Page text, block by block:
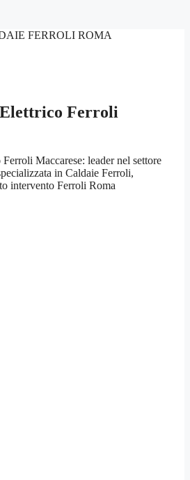
FERROLI ROMA
Elettrico Ferroli
Maccarese: leader nel settore
in Caldaie Ferroli,
intervento Ferroli Roma